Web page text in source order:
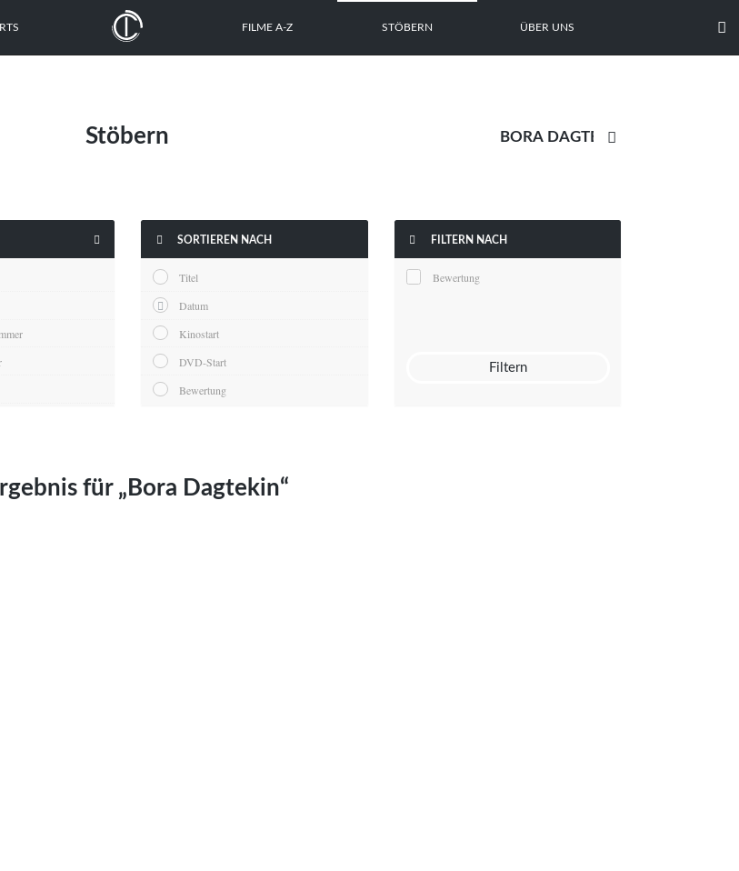
FILME A-Z STÖBERN ÜBER UNS 
Stöbern 
  SORTIEREN NACH
Titel
Datum
Kinostart
DVD-Start
Bewertung
 FILTERN NACH
Bewertung
Filtern
für „Bora Dagtekin“